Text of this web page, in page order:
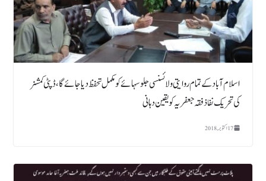
اسلام آباد کے تمام روایتی و لائسنسی جلوسہائے کو مکمل تحفظ دیا جائے گا، ڈپٹی کمشنر
کی تحریک نفاذ فقہ جعفریہ کو یقین دہانی
17 اکتوبر, 2018